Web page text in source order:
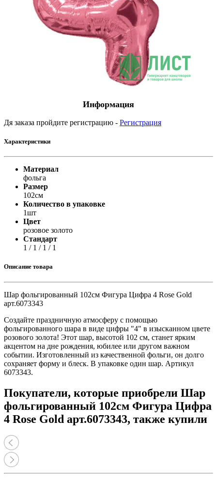
Информация
Дя заказа пройдите регистрацию - Регистрация
Характеристики
Материал
фольга
Размер
102см
Количество в упаковке
1шт
Цвет
розовое золото
Стандарт
1 / 1 / 1 / 1
Описание товара
Шар фольгированный 102см Фигура Цифра 4 Rose Gold
арт.6073343
Создайте праздничную атмосферу с помощью
фольгированного шара в виде цифры "4" в изысканном цвете
розового золота! Этот шар, высотой 102 см, станет ярким
акцентом на дне рождения, юбилее или другом важном
событии. Изготовленный из качественной фольги, он долго
сохраняет форму и блеск. В упаковке один шар. Артикул
6073343.
Покупатели, которые приобрели Шар
фольгированный 102см Фигура Цифра
4 Rose Gold арт.6073343, также купили